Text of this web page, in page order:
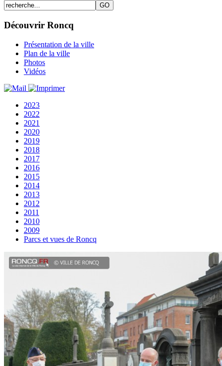
Découvrir Roncq
Présentation de la ville
Plan de la ville
Photos
Vidéos
2023
2022
2021
2020
2019
2018
2017
2016
2015
2014
2013
2012
2011
2010
2009
Parcs et vues de Roncq